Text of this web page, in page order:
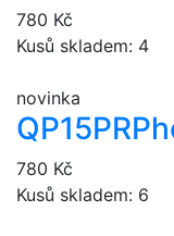
780 Kč
Kusů skladem: 4
novinka
QP15PR
780 Kč
Kusů skladem: 6